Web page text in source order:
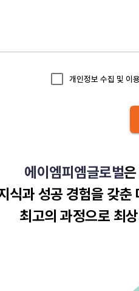
에이엠피엠글로벌
식과 성공 경험을 갖
최고의 과정으로 최